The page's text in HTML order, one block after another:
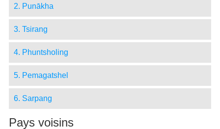
2. Punākha
3. Tsirang
4. Phuntsholing
5. Pemagatshel
6. Sarpang
Pays voisins